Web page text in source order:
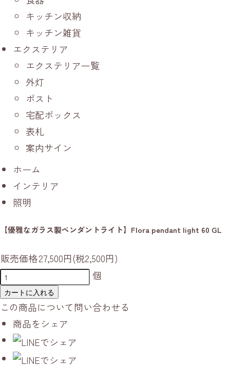
キッチン収納
キッチン雑貨
エクステリア
エクステリア一覧
外灯
ポスト
宅配ボックス
表札
案内サイン
ホーム
インテリア
照明
【優雅なガラス製ペンダントライト】Flora pendant light 60 GL
販売価格27,500円(税2,500円)
個
カートに入れる
この商品について問い合わせる
商品をシェア